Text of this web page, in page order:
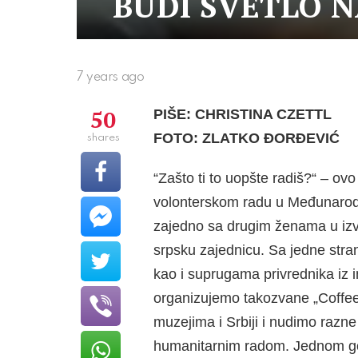
7 years ago
PIŠE: CHRISTINA CZETTL
FOTO: ZLATKO ĐORĐEVIĆ
“Zašto ti to uopšte radiš?“ –
volonterskom radu u
zajedno sa drugim ženama u
srpsku zajednicu. Sa jedne
kao i suprugama privrednika iz
organizujemo takozvane
muzejima i Srbiji i nudimo
humanitarnim radom. Jednom
50
shares